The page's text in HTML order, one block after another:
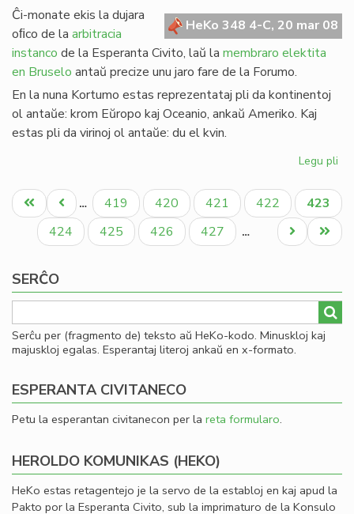
HeKo 348 4-C, 20 mar 08
Ĉi-monate ekis la dujara
oﬁco de la arbitracia
instanco de la Esperanta Civito, laŭ la membraro elektita
en Bruselo antaŭ precize unu jaro fare de la Forumo.
En la nuna Kortumo estas reprezentataj pli da kontinentoj
ol antaŭe: krom Eŭropo kaj Oceanio, ankaŭ Ameriko. Kaj
estas pli da virinoj ol antaŭe: du el kvin.
Legu pli
la
Pagination
Unua
paĝo
Antaŭa
paĝo
… Paĝo
419 Paĝo
420 Paĝo
421 Paĝo
422
Aktuala
paĝo
423
Paĝo
424 Paĝo
425 Paĝo
426 Paĝo
427 …
Last
page
Next
page
SERĈO
Serĉu per (fragmento de) teksto aŭ HeKo-kodo. Minuskloj kaj
majuskloj egalas. Esperantaj literoj ankaŭ en x-formato.
ESPERANTA CIVITANECO
Petu la esperantan civitanecon per la reta formularo.
HEROLDO KOMUNIKAS (HEKO)
HeKo estas retagentejo je la servo de la establoj en kaj apud la
Pakto por la Esperanta Civito, sub la imprimaturo de la Konsulo